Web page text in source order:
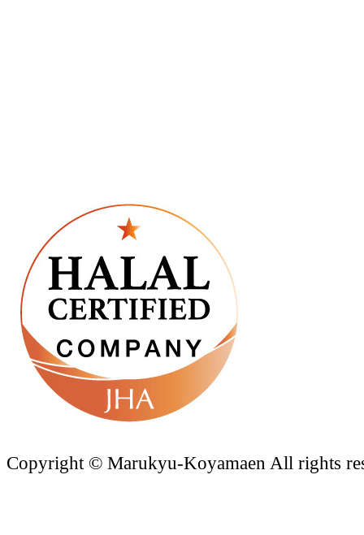
Copyright © Marukyu-Koyamaen All rights